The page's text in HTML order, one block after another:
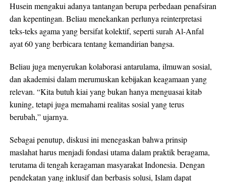
Husein mengakui adanya tantangan berupa perbedaan penafsiran
dan kepentingan. Beliau menekankan perlunya reinterpretasi
teks-teks agama yang bersifat kolektif, seperti surah Al-Anfal
ayat 60 yang berbicara tentang kemandirian bangsa.
Beliau juga menyerukan kolaborasi antarulama, ilmuwan sosial,
dan akademisi dalam merumuskan kebijakan keagamaan yang
relevan. “Kita butuh kiai yang bukan hanya menguasai kitab
kuning, tetapi juga memahami realitas sosial yang terus
berubah,” ujarnya.
Sebagai penutup, diskusi ini menegaskan bahwa prinsip
maslahat harus menjadi fondasi utama dalam praktik beragama,
terutama di tengah keragaman masyarakat Indonesia. Dengan
pendekatan yang inklusif dan berbasis solusi, Islam dapat